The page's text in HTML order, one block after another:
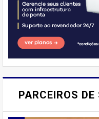
PARCEIROS DE
E AÍ,
IMAGINOU